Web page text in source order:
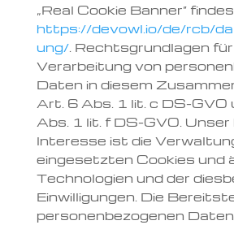
„Real Cookie Banner“
https://devowl.io/de/rcb/
ung/. Rechtsgrundlagen für
Verarbeitung von
Daten in diesem
Art. 6 Abs. 1 lit. c DS-GVO
Abs. 1 lit. f DS-GVO.
Interesse ist die
eingesetzten Cookies und
Technologien und der
Einwilligungen. Die
personenbezogenen